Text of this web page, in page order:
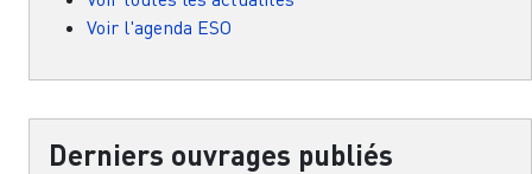
Voir l'agenda ESO
Derniers ouvrages publiés